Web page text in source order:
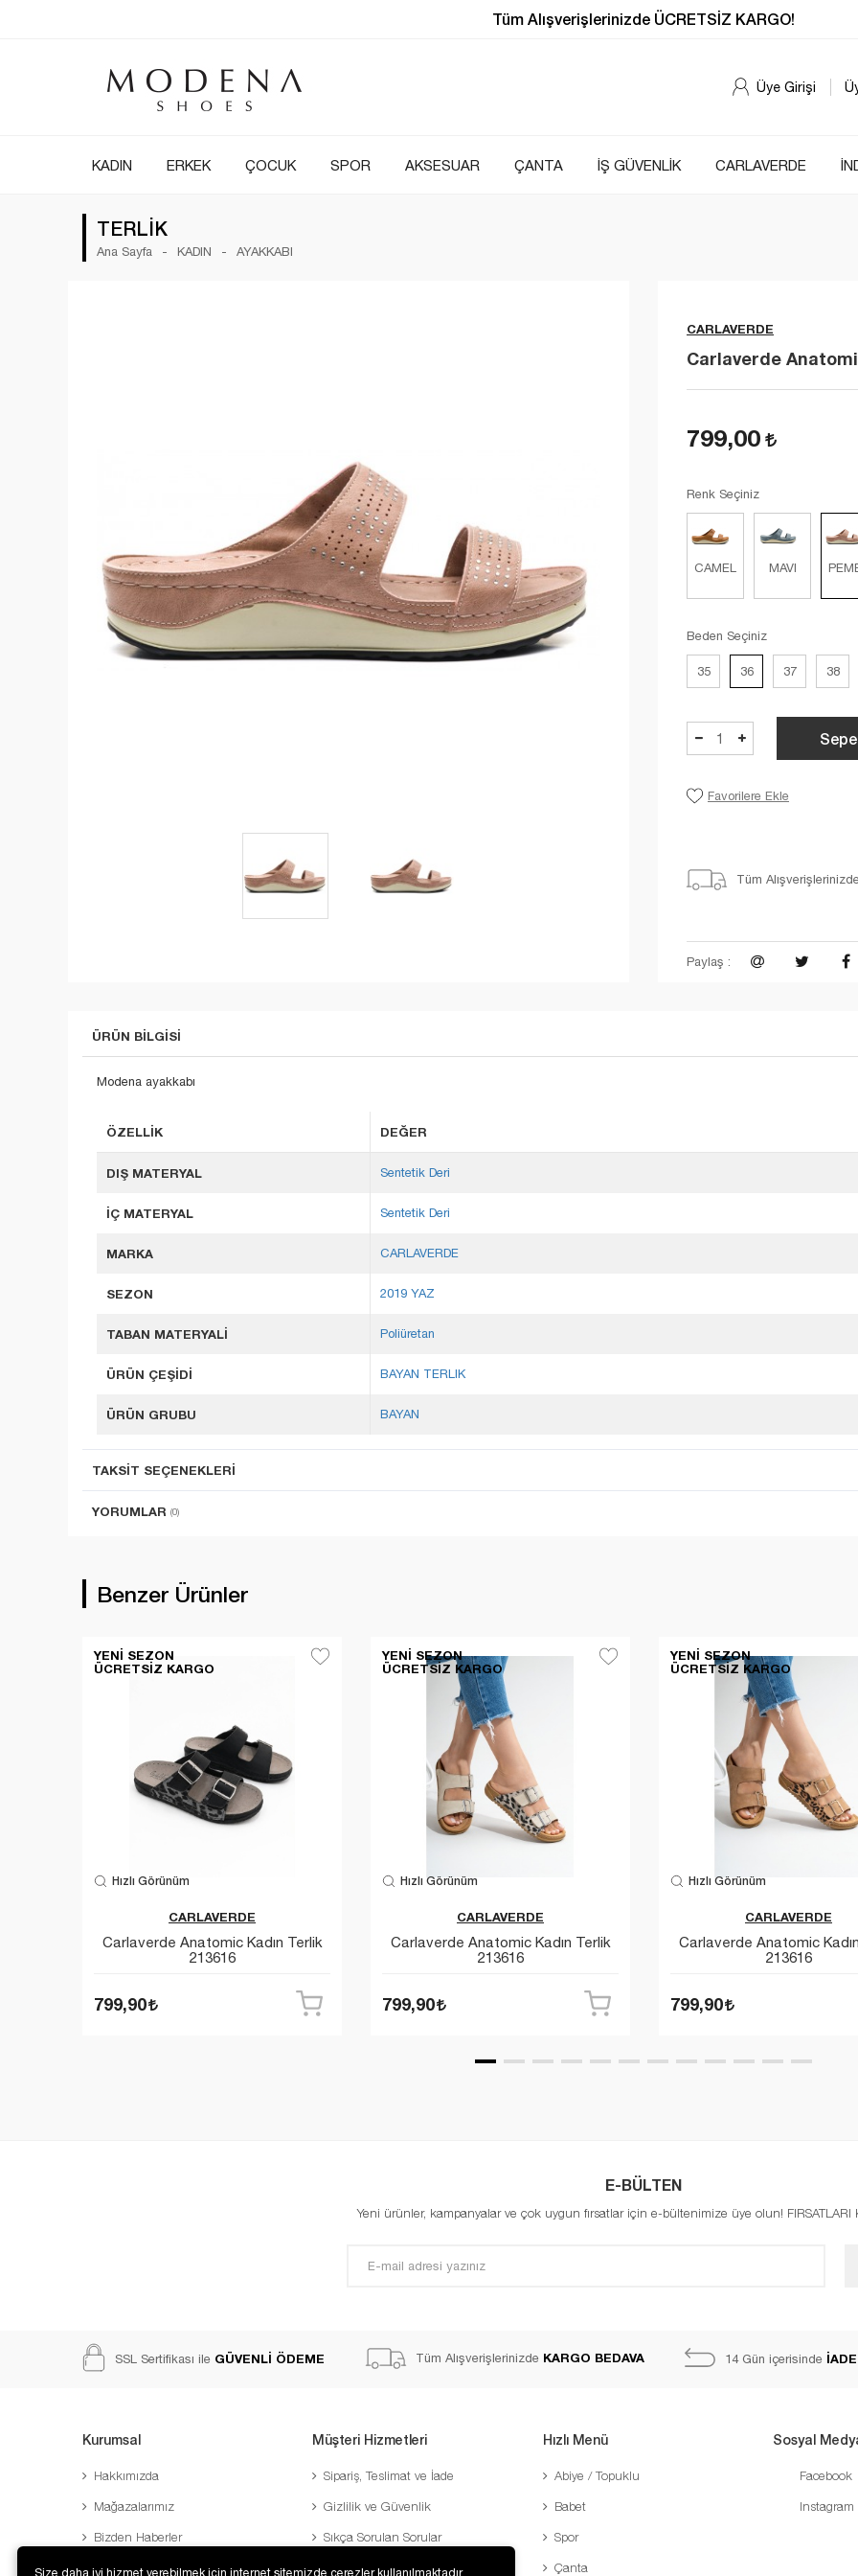
Üye Girişi
KADIN ERKEK ÇOCUK SPOR AKSESUAR ÇANTA İŞ GÜVENLİK CARLAVERDE
Tüm Alışverişlerinizde ÜCRETSİZ KARGO!
TERLİK
Ana Sayfa KADIN AYAKKABI
CARLAVERDE
Carlaverde
799,00
Renk Seçiniz
CAMEL MAVI
Beden Seçiniz
35 36 37 38
Favorilere Ekle
Tüm Alışverişlerinizde
Paylaş :
ÜRÜN BILGISI
Modena ayakkabı
ÖZELLIK DEĞER
DIŞ MATERYAL Sentetik Deri
İÇ MATERYAL Sentetik Deri
MARKA CARLAVERDE
SEZON 2019 YAZ
TABAN MATERYALİ Poliüretan
ÜRÜN ÇEŞİDİ BAYAN TERLIK
ÜRÜN GRUBU BAYAN
TAKSIT SEÇENEKLERI
YORUMLAR (0)
Benzer Ürünler
YENI SEZON
ÜCRETSIZ KARGO
Hızlı Görünüm
CARLAVERDE
Carlaverde Anatomic Kadın Terlik
213616
799,90
YENI SEZON
ÜCRETSIZ KARGO
Hızlı Görünüm
CARLAVERDE
Carlaverde Anatomic Kadın Terlik
213616
799,90
YENI SEZON
ÜCRETSIZ KARGO
Hızlı Görünüm
CARLAVERDE
Carlaverde Anatomic
213616
799,90
E-BÜLTEN
Yeni ürünler, kampanyalar ve çok uygun fırsatlar için e-bültenimize üye olun! FIRSATLARI
SSL Sertifikası ile GÜVENLİ ÖDEME Tüm Alışverişlerinizde KARGO BEDAVA 14 Gün içerisinde
Kurumsal
Hakkımızda
Mağazalarımız
Bizden Haberler
Banka Hesaplarımız
Müşteri Hizmetleri
Sipariş, Teslimat ve İade
Gizlilik ve Güvenlik
Sıkça Sorulan Sorular
Sipariş Takibi
Hızlı Menü
Abiye / Topuklu
Babet
Spor
Çanta
Sosyal
Facebook
Instagram
Size daha iyi hizmet verebilmek için internet sitemizde çerezler kullanılmaktadır.